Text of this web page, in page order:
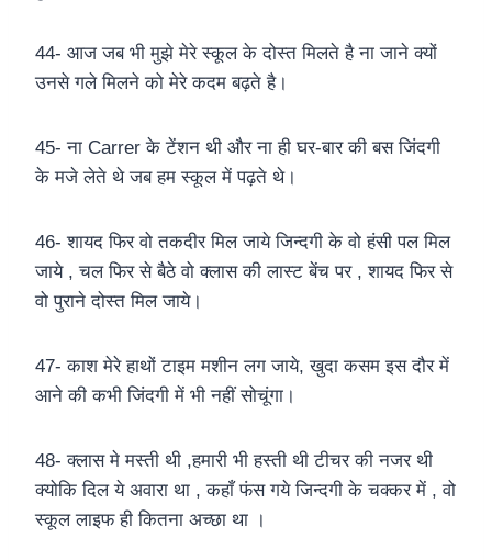
44- आज जब भी मुझे मेरे स्कूल के दोस्त मिलते है ना जाने क्यों
उनसे गले मिलने को मेरे कदम बढ़ते है।
45- ना Carrer के टेंशन थी और ना ही घर-बार की बस जिंदगी
के मजे लेते थे जब हम स्कूल में पढ़ते थे।
46- शायद फिर वो तकदीर मिल जाये जिन्दगी के वो हंसी पल मिल
जाये , चल फिर से बैठे वो क्लास की लास्ट बेंच पर , शायद फिर से
वो पुराने दोस्त मिल जाये।
47- काश मेरे हाथों टाइम मशीन लग जाये, खुदा कसम इस दौर में
आने की कभी जिंदगी में भी नहीं सोचूंगा।
48- क्लास मे मस्ती थी ,हमारी भी हस्ती थी टीचर की नजर थी
क्योकि दिल ये अवारा था , कहाँ फंस गये जिन्दगी के चक्कर में , वो
स्कूल लाइफ ही कितना अच्छा था ।